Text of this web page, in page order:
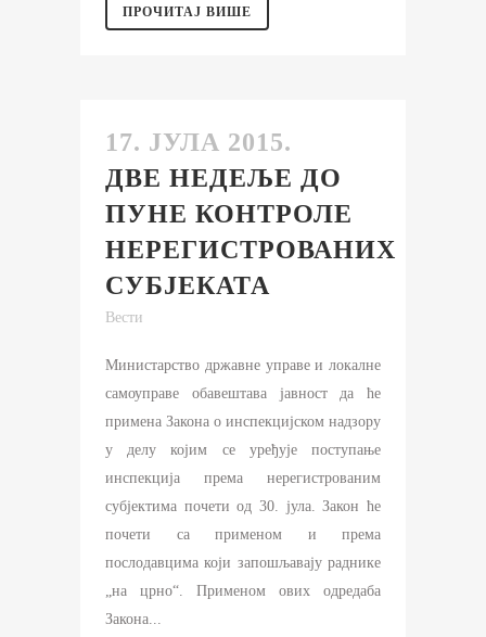
ПРОЧИТАЈ ВИШЕ
17. ЈУЛА 2015.
ДВЕ НЕДЕЉЕ ДО
ПУНЕ КОНТРОЛЕ
НЕРЕГИСТРОВАНИХ
СУБЈЕКАТА
Вести
Министарство државне управе и локалне
самоуправе обавештава јавност да ће
примена Закона о инспекцијском надзору
у делу којим се уређује поступање
инспекција према нерегистрованим
субјектима почети од 30. јула. Закон ће
почети са применом и према
послодавцима који запошљавају раднике
„на црно“. Применом ових одредаба
Закона...